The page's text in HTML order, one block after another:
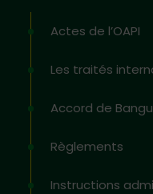
Actes de l’OAPI
Les traités
Accord de
Règlements
Instructions